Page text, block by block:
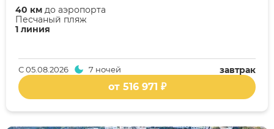
1 линия
Песчаный пляж
40 км до аэропорта
завтрак
С05.08.2026 7 ночей
от 516 971 ₽